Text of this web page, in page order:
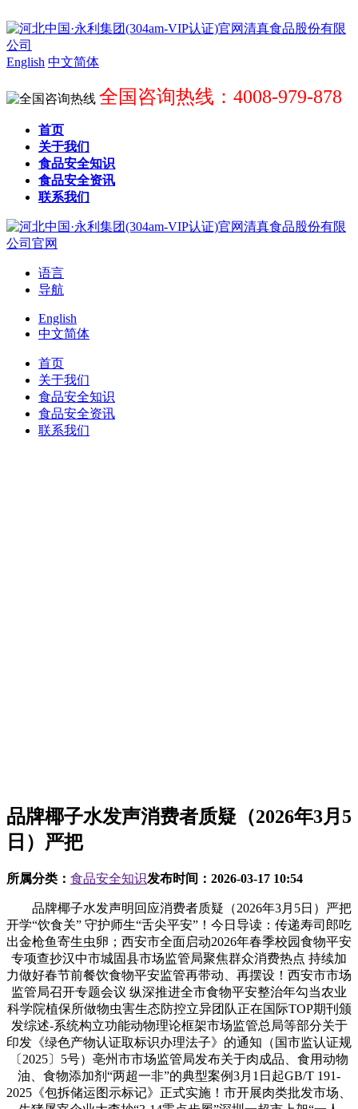
English 中文简体
全国咨询热线：4008-979-878
首页
关于我们
食品安全知识
食品安全资讯
联系我们
语言
导航
English
中文简体
首页
关于我们
食品安全知识
食品安全资讯
联系我们
品牌椰子水发声消费者质疑（2026年3月5
日）严把
所属分类： 食品安全知识发布时间： 2026-03-17 10:54
品牌椰子水发声明回应消费者质疑（2026年3月5日）严把
开学“饮食关” 守护师生“舌尖平安”！今日导读：传递寿司郎吃
出金枪鱼寄生虫卵；西安市全面启动2026年春季校园食物平安
专项查抄汉中市城固县市场监管局聚焦群众消费热点 持续加
力做好春节前餐饮食物平安监管再带动、再摆设！西安市市场
监管局召开专题会议 纵深推进全市食物平安整治年勾当农业
科学院植保所做物虫害生态防控立异团队正在国际TOP期刊颁
发综述-系统构立功能动物理论框架市场监管总局等部分关于
印发《绿色产物认证取标识办理法子》的通知（国市监认证规
〔2025〕5号）亳州市市场监管局发布关于肉成品、食用动物
油、食物添加剂“两超一非”的典型案例3月1日起GB/T 191-
2025《包拆储运图示标记》正式实施！市开展肉类批发市场、